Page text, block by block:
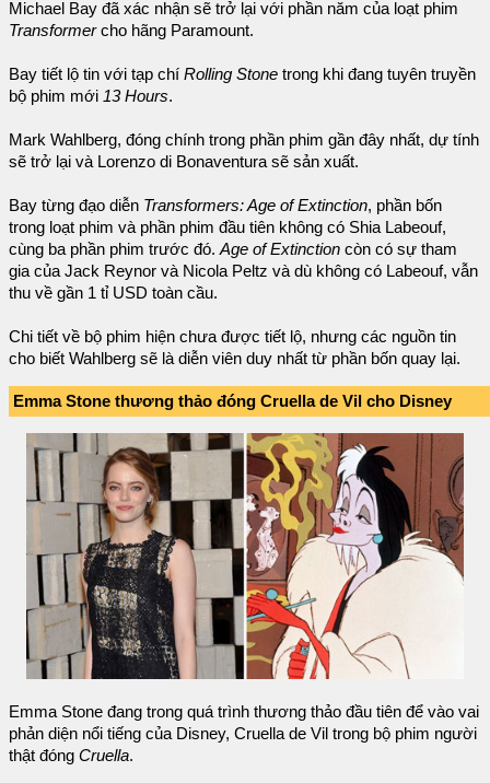
Michael Bay đã xác nhận sẽ trở lại với phần năm của loạt phim
Transformercho hãng Paramount.
Bay tiết lộ tin với tạp chí Rolling Stone trong khi đang tuyên truyền
bộ phim mới 13 Hours.
Mark Wahlberg, đóng chính trong phần phim gần đây nhất, dự tính
sẽ trở lại và Lorenzo di Bonaventura sẽ sản xuất.
Bay từng đạo diễn Transformers: Age of Extinction, phần bốn
trong loạt phim và phần phim đầu tiên không có Shia Labeouf,
cùng ba phần phim trước đó.Age of Extinction còn có sự tham
gia của Jack Reynor và Nicola Peltz và dù không có Labeouf, vẫn
thu về gần 1 tỉ USD toàn cầu.
Chi tiết về bộ phim hiện chưa được tiết lộ, nhưng các nguồn tin
cho biết Wahlberg sẽ là diễn viên duy nhất từ phần bốn quay lại.
Emma Stone thương thảo đóng Cruella de Vil cho Disney
Emma Stone đang trong quá trình thương thảo đầu tiên để vào vai
phản diện nổi tiếng của Disney, Cruella de Vil trong bộ phim người
thật đóng Cruella.